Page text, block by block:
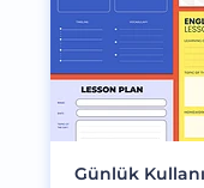
Günlük